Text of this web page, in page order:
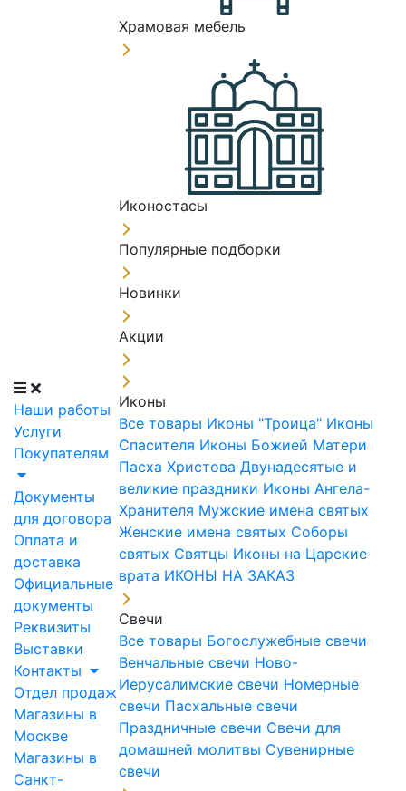
Наши работы
Услуги
Покупателям
Документы
для договора
Оплата и
доставка
Официальные
документы
Реквизиты
Выставки
Контакты
Отдел продаж
Магазины в
Москве
Магазины в
Санкт-
Храмовая мебель
Иконостасы
Популярные подборки
Новинки
Акции
Иконы
Все товары Иконы "Троица" Иконы
Спасителя Иконы Божией Матери
Пасха Христова Двунадесятые и
великие праздники Иконы Ангела-
Хранителя Мужские имена святых
Женские имена святых Соборы
святых Святцы Иконы на Царские
врата ИКОНЫ НА ЗАКАЗ
Свечи
Все товары Богослужебные свечи
Венчальные свечи Ново-
Иерусалимские свечи Номерные
свечи Пасхальные свечи
Праздничные свечи Свечи для
домашней молитвы Сувенирные
свечи